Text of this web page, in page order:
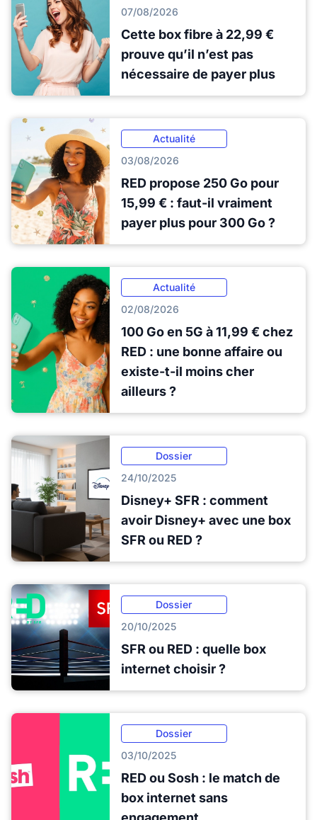
07/08/2026
Cette box fibre à 22,99 €
prouve qu’il n’est pas
nécessaire de payer plus
Actualité
03/08/2026
RED propose 250 Go pour
15,99 € : faut-il vraiment
payer plus pour 300 Go ?
Actualité
02/08/2026
100 Go en 5G à 11,99 € chez
RED : une bonne affaire ou
existe-t-il moins cher
ailleurs ?
Dossier
24/10/2025
Disney+ SFR : comment
avoir Disney+ avec une box
SFR ou RED ?
Dossier
20/10/2025
SFR ou RED : quelle box
internet choisir ?
Dossier
03/10/2025
RED ou Sosh : le match de
box internet sans